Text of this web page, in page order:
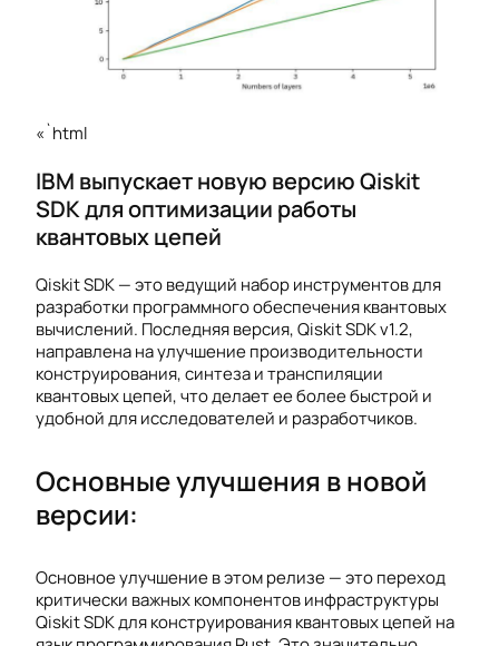
«`html
IBM выпускает новую версию Qiskit
SDK для оптимизации работы
квантовых цепей
Qiskit SDK — это ведущий набор инструментов для
разработки программного обеспечения квантовых
вычислений. Последняя версия, Qiskit SDK v1.2,
направлена на улучшение производительности
конструирования, синтеза и транспиляции
квантовых цепей, что делает ее более быстрой и
удобной для исследователей и разработчиков.
Основные улучшения в новой
версии:
Основное улучшение в этом релизе — это переход
критически важных компонентов инфраструктуры
Qiskit SDK для конструирования квантовых цепей на